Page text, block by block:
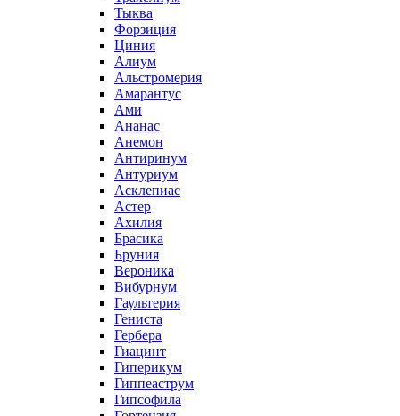
Тыква
Форзиция
Циния
Алиум
Альстромерия
Амарантус
Ами
Ананас
Анемон
Антиринум
Антуриум
Асклепиас
Астер
Ахилия
Брасика
Бруния
Вероника
Вибурнум
Гаультерия
Гениста
Гербера
Гиацинт
Гиперикум
Гиппеаструм
Гипсофила